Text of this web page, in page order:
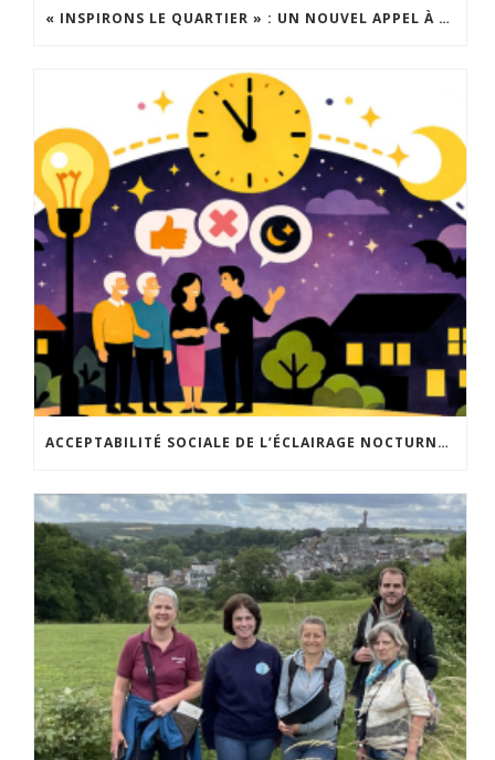
« INSPIRONS LE QUARTIER » : UN NOUVEL APPEL À PROJETS EST LANCÉ !
ACCEPTABILITÉ SOCIALE DE L’ÉCLAIRAGE NOCTURNE : LE REPLAY EST DISPONIBLE